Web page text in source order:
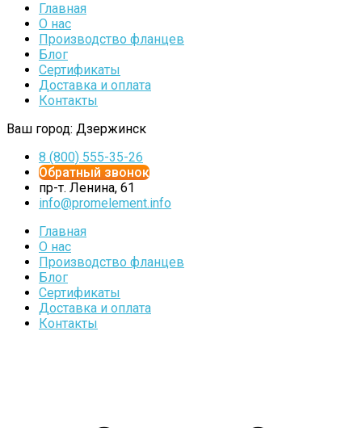
Главная
О нас
Производство фланцев
Блог
Сертификаты
Доставка и оплата
Контакты
Ваш город: Дзержинск
8 (800) 555-35-26
Обратный звонок
пр-т. Ленина, 61
info@promelement.info
Главная
О нас
Производство фланцев
Блог
Сертификаты
Доставка и оплата
Контакты